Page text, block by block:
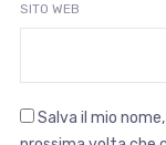
SITO WEB
Salva il mio